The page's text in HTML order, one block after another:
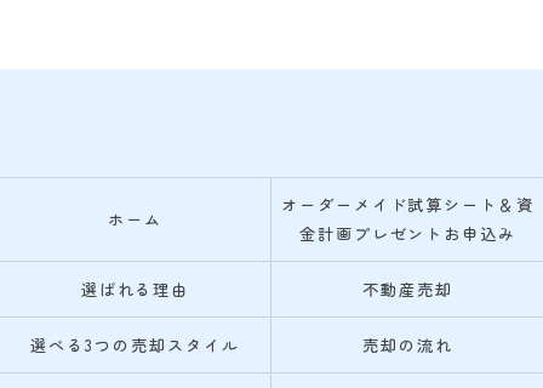
ホーム
オーダーメイド試算シート＆資
金計画プレゼントお申込み
選ばれる理由 不動産売却
選べる3つの売却スタイル 売却の流れ